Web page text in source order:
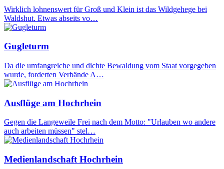
Wirklich lohnenswert für Groß und Klein ist das Wildgehege bei
Waldshut. Etwas abseits vo…
Gugleturm
Da die umfangreiche und dichte Bewaldung vom Staat vorgegeben
wurde, forderten Verbände A…
Ausflüge am Hochrhein
Gegen die Langeweile Frei nach dem Motto: "Urlauben wo andere
auch arbeiten müssen" stel…
Medienlandschaft Hochrhein